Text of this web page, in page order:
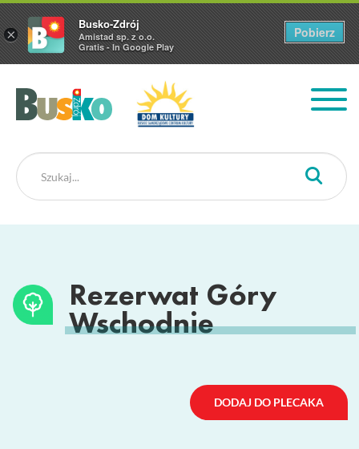
Busko Zdrój
Rezerwat Góry
Wschodnie
DODAJ DO PLECAKA
×
Busko-Zdrój
Amistad sp. z o.o.
Gratis - In Google Play
Pobierz